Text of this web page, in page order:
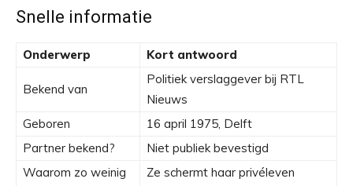
Snelle informatie
Onderwerp Kort antwoord
Bekend van
Politiek verslaggever bij RTL
Nieuws
Geboren
16 april 1975, Delft
Partner bekend?
Niet publiek bevestigd
Waarom zo weinig
Ze schermt haar privéleven